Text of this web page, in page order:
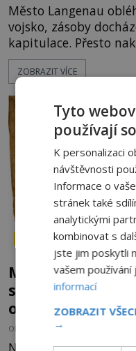
Město Langenau
vojsko, zásoby
kapitulace. Přesto
hrubou silou. Podle
obyvatelé za hradby
dost. Čas pracuje pro obléhatele. Ve městě ubývají
zásoby a každý den
ZOBRAZIT VÍCE
ZÁHADY HISTORIE
Mapa Piriho
starověku, nebo
osmanského
OD HELENA STEJSKALOVÁ
Na první pohled jde o
Tyto
používají
K personalizaci
návštěvnosti
Informace o
stránek také
analytickými
kombinovat s
jste jim poskytli
vašem
informací
ZOBRAZIT
→